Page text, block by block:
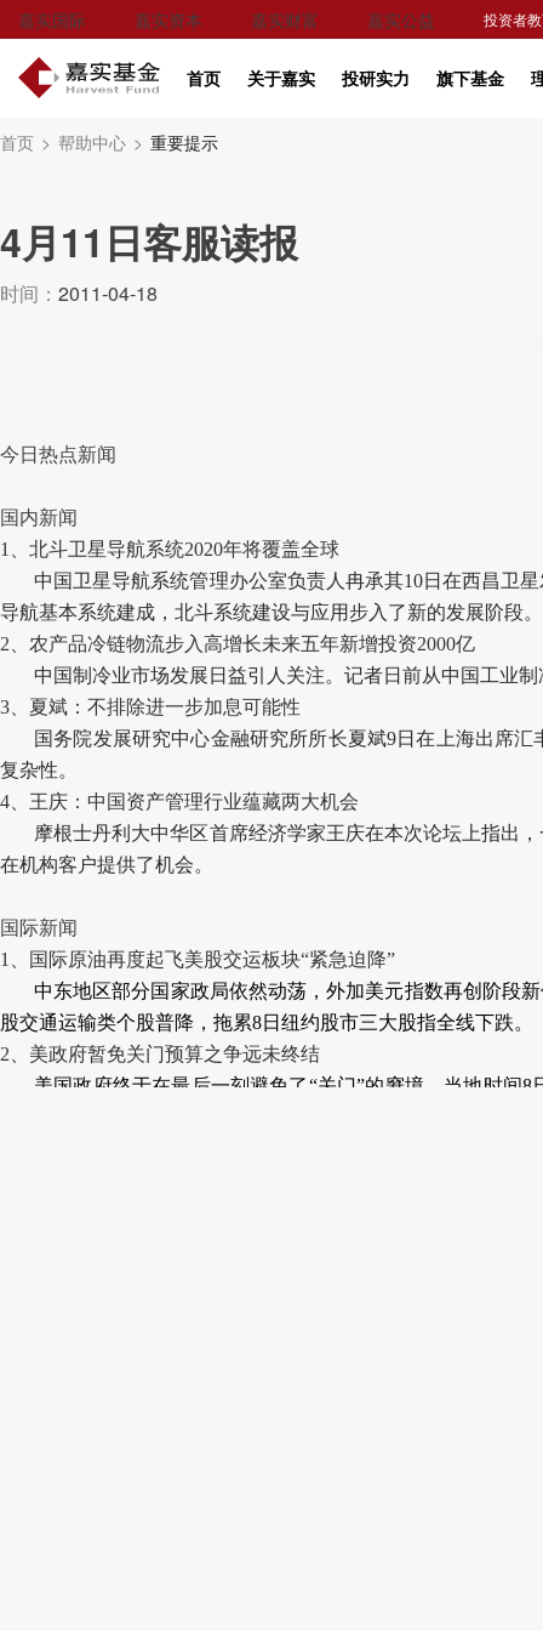
嘉实国际 嘉实资本 嘉实财富 嘉实公益 投资者
首页 关于嘉实 投研实力 旗下基金
首页 > 帮助中心 > 重要提示
4月11日客服读报
时间： 2011-04-18
今日热点新闻
国内新闻
1
北斗卫星导航系统2020年将覆盖全球
中国卫星导航系统管理办公室负责人冉承其10日在西昌卫
导航基本系统建成，北斗系统建设与应用步入了新的发展阶段。
2
农产品冷链物流步入高增长未来五年新增投资2000亿
中国制冷业市场发展日益引人关注。记者日前从中国工业
3
夏斌：不排除进一步加息可能性
国务院发展研究中心金融研究所所长夏斌9日在上海出席
复杂性。
4
王庆：中国资产管理行业蕴藏两大机会
摩根士丹利 大中华区首席经济学家王庆在本次论坛上指出
在机构客户提供了机会。
国际新闻
1
国际原油再度起飞美股交运板块“紧急迫降”
中东地区部分国家政局依然动荡，外加美元指数再创阶段
股交通运输类个股普降，拖累8日纽约股市三大股指全线下跌。
2
美政府暂免关门预算之争远未终结
美国政府终于在最后一刻避免了“关门”的窘境。当地时间